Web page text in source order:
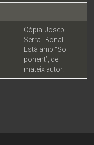
Còpia: Josep
Serra i Bonal -
Està amb “Sol
ponent”, del
mateix autor.